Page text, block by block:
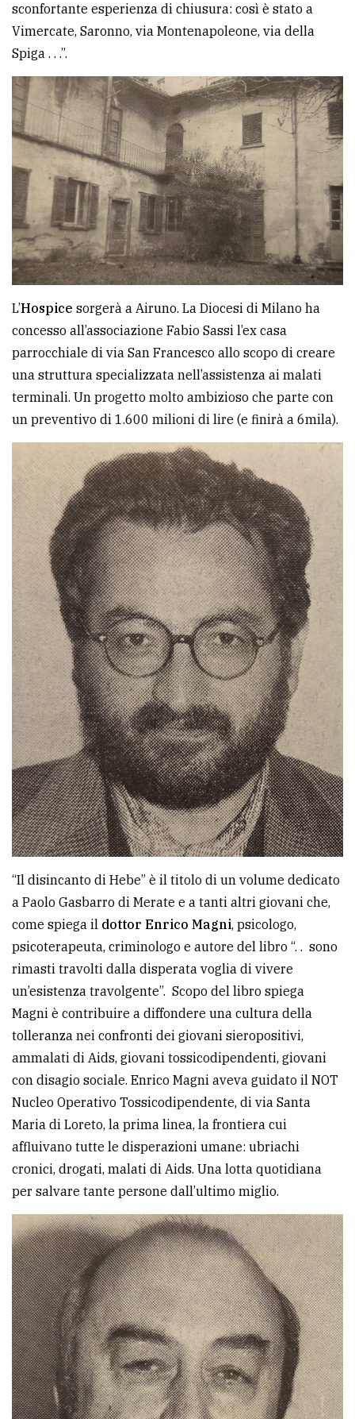
sconfortante esperienza di chiusura: così è stato a
Vimercate, Saronno, via Montenapoleone, via della
Spiga . . .”.
L’Hospice sorgerà a Airuno. La Diocesi di Milano ha
concesso all’associazione Fabio Sassi l’ex casa
parrocchiale di via San Francesco allo scopo di creare
una struttura specializzata nell’assistenza ai malati
terminali. Un progetto molto ambizioso che parte con
un preventivo di 1.600 milioni di lire (e finirà a 6mila).
“Il disincanto di Hebe” è il titolo di un volume dedicato
a Paolo Gasbarro di Merate e a tanti altri giovani che,
come spiega il dottor Enrico Magni, psicologo,
psicoterapeuta, criminologo e autore del libro “. . sono
rimasti travolti dalla disperata voglia di vivere
un’esistenza travolgente”. Scopo del libro spiega
Magni è contribuire a diffondere una cultura della
tolleranza nei confronti dei giovani sieropositivi,
ammalati di Aids, giovani tossicodipendenti, giovani
con disagio sociale. Enrico Magni aveva guidato il NOT
Nucleo Operativo Tossicodipendente, di via Santa
Maria di Loreto, la prima linea, la frontiera cui
affluivano tutte le disperazioni umane: ubriachi
cronici, drogati, malati di Aids. Una lotta quotidiana
per salvare tante persone dall’ultimo miglio.